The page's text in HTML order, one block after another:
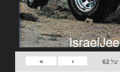
של62
›
»